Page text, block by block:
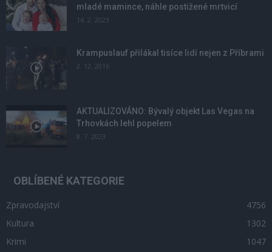
mladé mamince, náhle postižené mrtvicí
14. 2. 2023
Krampuslauf přilákal tisíce lidí nejen z Příbrami
2. 12. 2016
AKTUALIZOVÁNO: Bývalý objekt Las Vegas na
Trhovkách lehl popelem
8. 7. 2023
OBLÍBENÉ KATEGORIE
Zpravodajství
4756
Kultura
1302
Krimi
1047